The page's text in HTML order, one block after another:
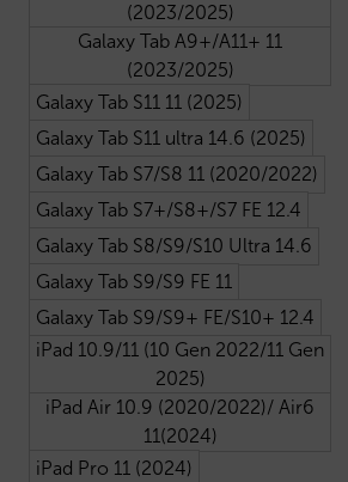
(2023/2025)
Galaxy Tab A9+/A11+ 11
(2023/2025)
Galaxy Tab S11 11 (2025)
Galaxy Tab S11 ultra 14.6 (2025)
Galaxy Tab S7/S8 11 (2020/2022)
Galaxy Tab S7+/S8+/S7 FE 12.4
Galaxy Tab S8/S9/S10 Ultra 14.6
Galaxy Tab S9/S9 FE 11
Galaxy Tab S9/S9+ FE/S10+ 12.4
iPad 10.9/11 (10 Gen 2022/11 Gen
2025)
iPad Air 10.9 (2020/2022)/ Air6
11(2024)
iPad Pro 11 (2024)